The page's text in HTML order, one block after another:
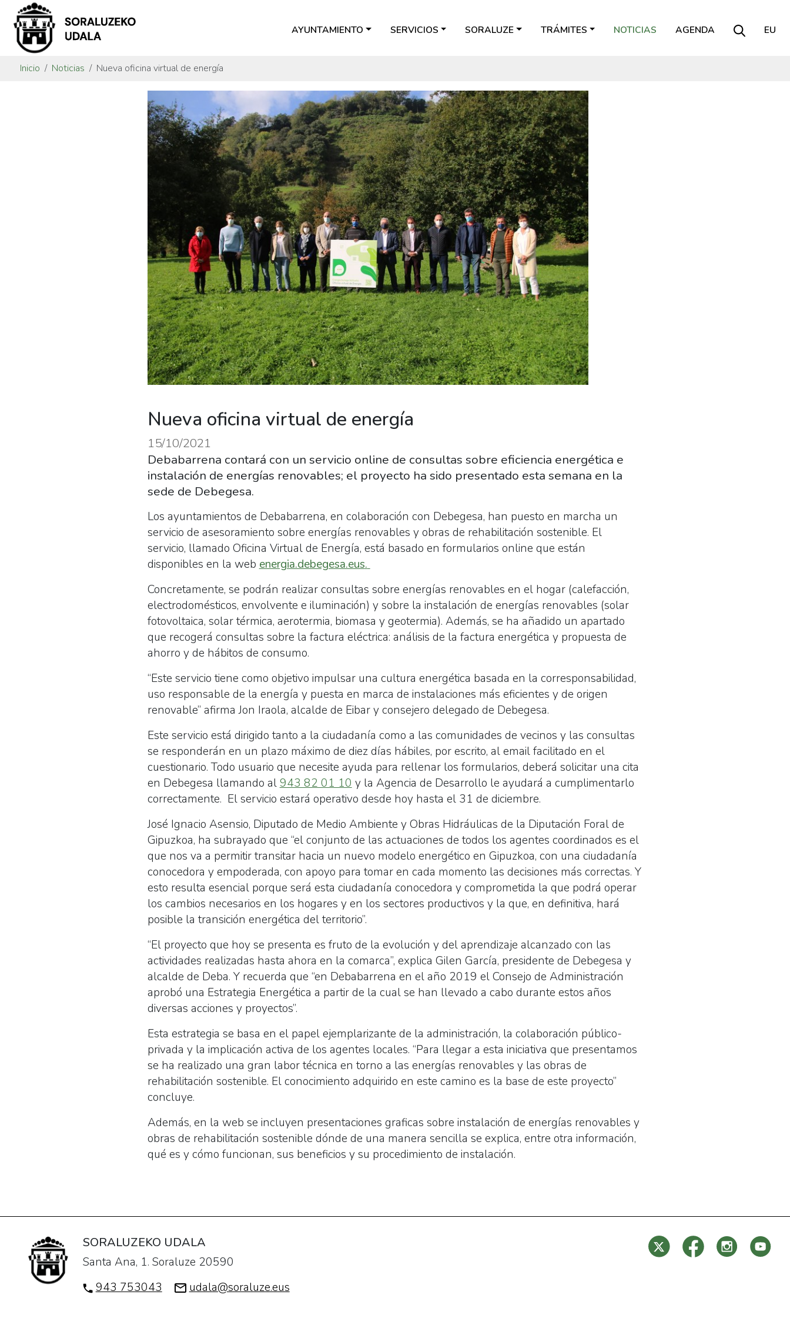
AYUNTAMIENTO SERVICIOS SORALUZE TRÁMITES NOTICIAS AGENDA EU
Inicio Noticias Nueva oficina virtual de energía
Nueva oficina virtual de energía
15/10/2021
Debabarrena contará con un servicio online de consultas sobre eficiencia energética e
instalación de energías renovables; el proyecto ha sido presentado esta semana en la
sede de Debegesa.
Los ayuntamientos de Debabarrena, en colaboración con Debegesa, han puesto en marcha un
servicio de asesoramiento sobre energías renovables y obras de rehabilitación sostenible. El
servicio, llamado Oficina Virtual de Energía, está basado en formularios online que están
disponibles en la web energia.debegesa.eus.
Concretamente, se podrán realizar consultas sobre energías renovables en el hogar (calefacción,
electrodomésticos, envolvente e iluminación) y sobre la instalación de energías renovables (solar
fotovoltaica, solar térmica, aerotermia, biomasa y geotermia). Además, se ha añadido un apartado
que recogerá consultas sobre la factura eléctrica: análisis de la factura energética y propuesta de
ahorro y de hábitos de consumo.
“Este servicio tiene como objetivo impulsar una cultura energética basada en la corresponsabilidad,
uso responsable de la energía y puesta en marca de instalaciones más eficientes y de origen
renovable” afirma Jon Iraola, alcalde de Eibar y consejero delegado de Debegesa.
Este servicio está dirigido tanto a la ciudadanía como a las comunidades de vecinos y las consultas
se responderán en un plazo máximo de diez días hábiles, por escrito, al email facilitado en el
cuestionario. Todo usuario que necesite ayuda para rellenar los formularios, deberá solicitar una cita
en Debegesa llamando al943 82 01 10 y la Agencia de Desarrollo le ayudará a cumplimentarlo
correctamente. El servicio estará operativo desde hoy hasta el 31 de diciembre.
José Ignacio Asensio, Diputado de Medio Ambiente y Obras Hidráulicas de la Diputación Foral de
Gipuzkoa, ha subrayado que “el conjunto de las actuaciones de todos los agentes coordinados es el
que nos va a permitir transitar hacia un nuevo modelo energético en Gipuzkoa, con una ciudadanía
conocedora y empoderada, con apoyo para tomar en cada momento las decisiones más correctas. Y
esto resulta esencial porque será esta ciudadanía conocedora y comprometida la que podrá operar
los cambios necesarios en los hogares y en los sectores productivos y la que, en definitiva, hará
posible la transición energética del territorio”.
“El proyecto que hoy se presenta es fruto de la evolución y del aprendizaje alcanzado con las
actividades realizadas hasta ahora en la comarca”, explica Gilen García, presidente de Debegesa y
alcalde de Deba. Y recuerda que “en Debabarrena en el año 2019 el Consejo de Administración
aprobó una Estrategia Energética a partir de la cual se han llevado a cabo durante estos años
diversas acciones y proyectos”.
Esta estrategia se basa en el papel ejemplarizante de la administración, la colaboración público-
privada y la implicación activa de los agentes locales. “Para llegar a esta iniciativa que presentamos
se ha realizado una gran labor técnica en torno a las energías renovables y las obras de
rehabilitación sostenible. El conocimiento adquirido en este camino es la base de este proyecto”
concluye.
Además, en la web se incluyen presentaciones graficas sobre instalación de energías renovables y
obras de rehabilitación sostenible dónde de una manera sencilla se explica, entre otra información,
qué es y cómo funcionan, sus beneficios y su procedimiento de instalación.
SORALUZEKO UDALA
Santa Ana, 1. Soraluze 20590
943 753043
udala@soraluze.eus